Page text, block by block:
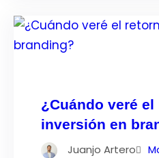
¿Cuándo veré
inversión en
Juanjo Artero